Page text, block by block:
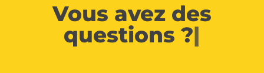
Vous avez des
questions ?|